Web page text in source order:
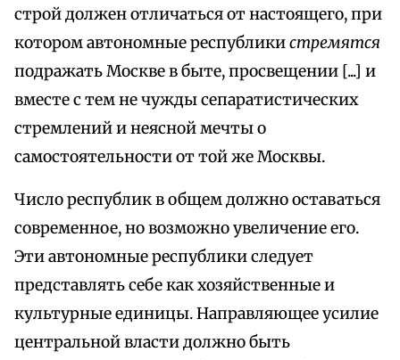
строй должен отличаться от настоящего, при
котором автономные республикистремятся
подражать Москве в быте, просвещении [...] и
вместе с тем не чужды сепаратистических
стремлений и неясной мечты о
самостоятельности от той же Москвы.
Число республик в общем должно оставаться
современное, но возможно увеличение его.
Эти автономные республики следует
представлять себе как хозяйственные и
культурные единицы. Направляющее усилие
центральной власти должно быть